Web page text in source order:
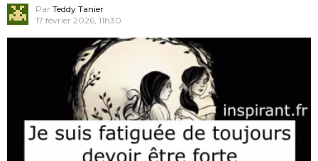
Par Teddy Tanier
17 février 2026, 11h30